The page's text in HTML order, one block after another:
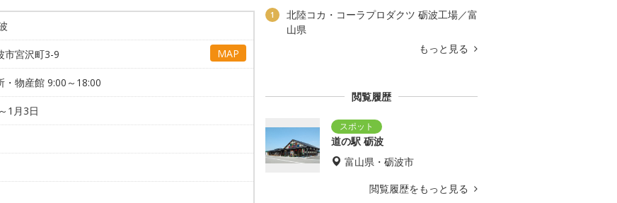
市宮沢町3-9 MAP
・物産館 9:00～18:00
1月3日
1
北陸コカ・コーラプロダクツ 砺波工場／富
山県
もっと見る
閲覧履歴
道の駅 砺波
富山県・砺波市
閲覧履歴をもっと見る